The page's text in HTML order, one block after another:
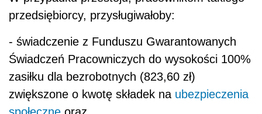
przedsiębiorcy, przysługiwałoby:
- świadczenie z Funduszu Gwarantowanych
Świadczeń Pracowniczych do wysokości 100%
zasiłku dla bezrobotnych (823,60 zł)
zwiększone o kwotę składek na ubezpieczenia